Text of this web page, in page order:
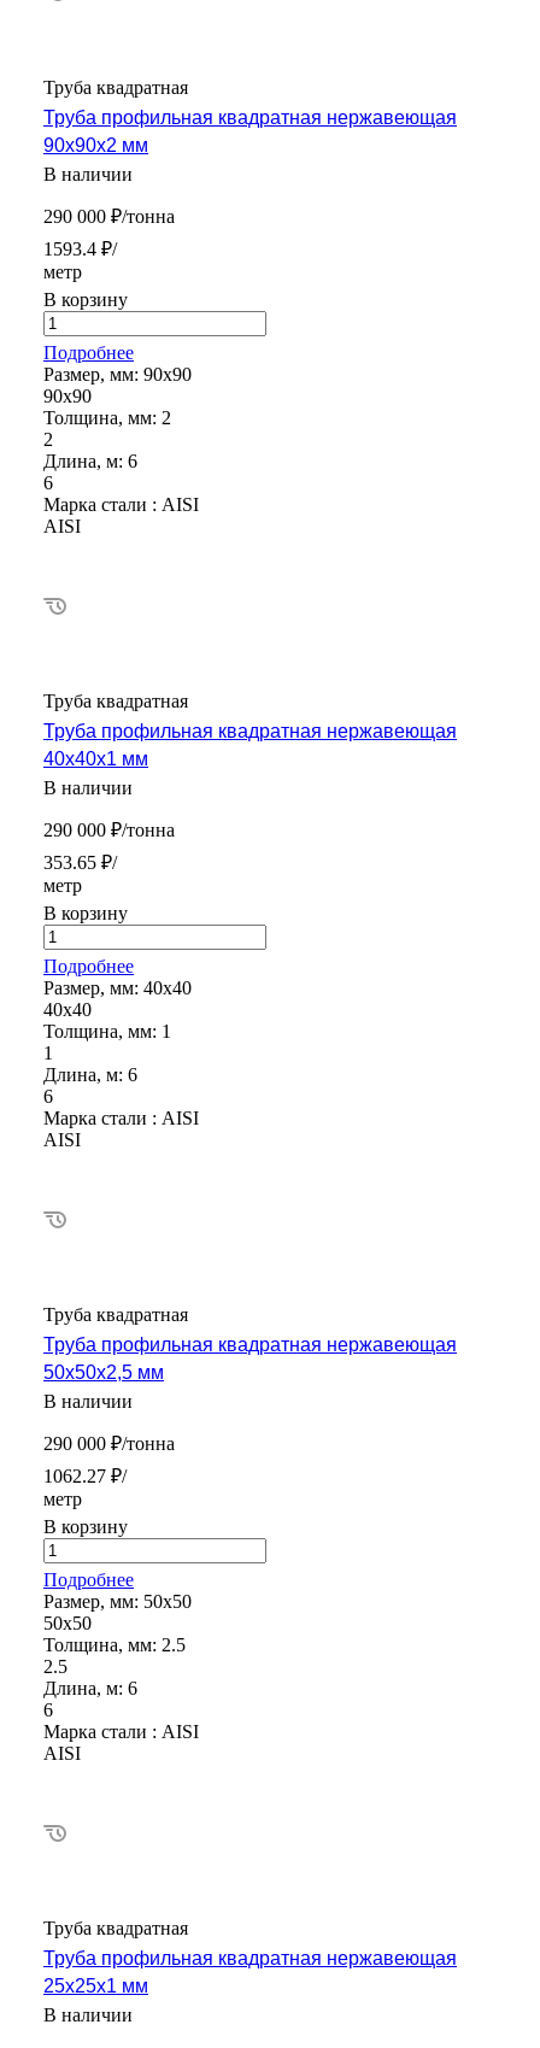
Труба квадратная
Труба профильная квадратная нержавеющая
90х90х2 мм
В наличии
290 000 ₽/тонна
1593.4 ₽/
метр
В корзину
Подробнее
Размер, мм: 90х90
90х90
Толщина, мм: 2
2
Длина, м: 6
6
Марка стали : AISI
AISI
Труба квадратная
Труба профильная квадратная нержавеющая
40х40х1 мм
В наличии
290 000 ₽/тонна
353.65 ₽/
метр
В корзину
Подробнее
Размер, мм: 40х40
40х40
Толщина, мм: 1
1
Длина, м: 6
6
Марка стали : AISI
AISI
Труба квадратная
Труба профильная квадратная нержавеющая
50х50х2,5 мм
В наличии
290 000 ₽/тонна
1062.27 ₽/
метр
В корзину
Подробнее
Размер, мм: 50х50
50х50
Толщина, мм: 2.5
2.5
Длина, м: 6
6
Марка стали : AISI
AISI
Труба квадратная
Труба профильная квадратная нержавеющая
25х25х1 мм
В наличии